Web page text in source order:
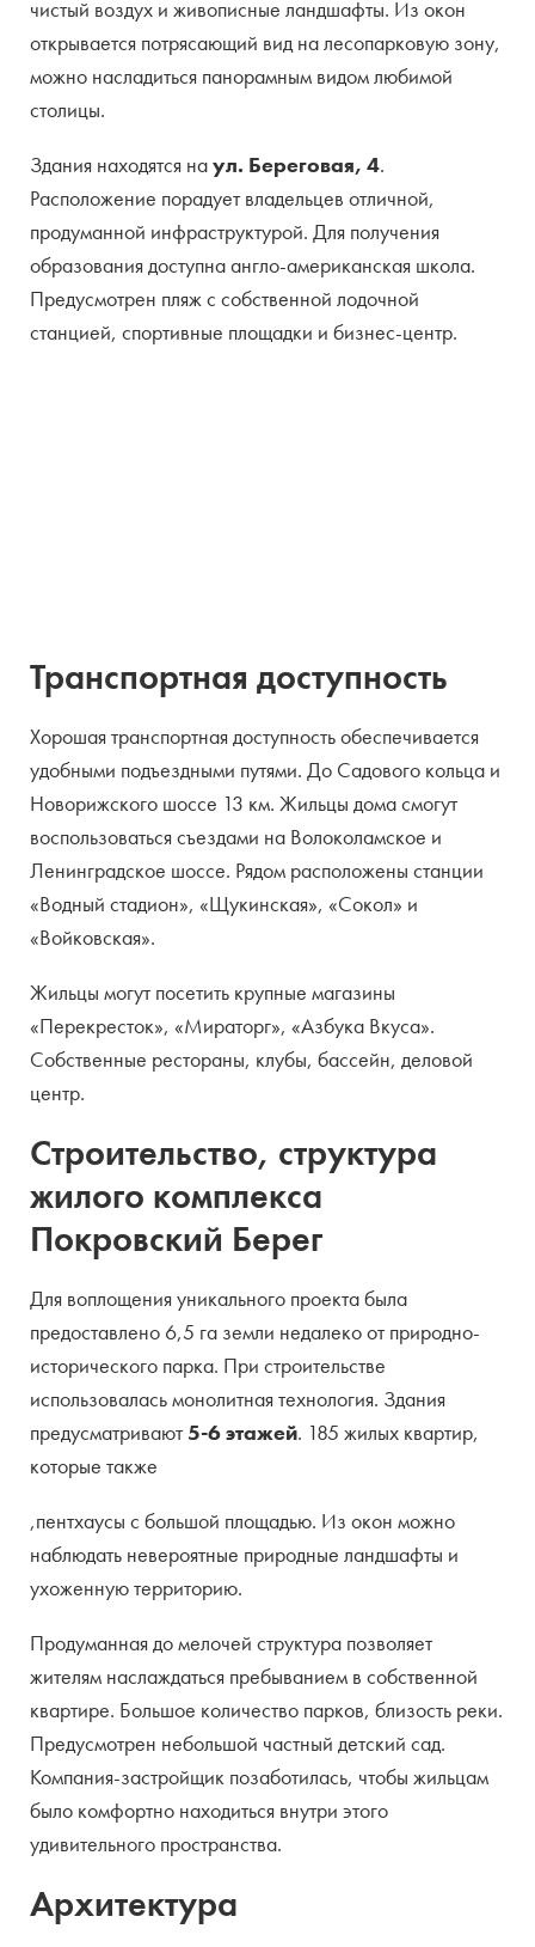
чистый воздух и живописные ландшафты. Из окон
открывается потрясающий вид на лесопарковую зону,
можно насладиться панорамным видом любимой
столицы.
Здания находятся наул. Береговая, 4.
Расположение порадует владельцев отличной,
продуманной инфраструктурой. Для получения
образования доступна англо-американская школа.
Предусмотрен пляж с собственной лодочной
станцией, спортивные площадки и бизнес-центр.
Транспортная доступность
Хорошая транспортная доступность обеспечивается
удобными подъездными путями. До Садового кольца и
Новорижского шоссе 13 км. Жильцы дома смогут
воспользоваться съездами на Волоколамское и
Ленинградское шоссе. Рядом расположены станции
«Водный стадион», «Щукинская», «Сокол» и
«Войковская».
Жильцы могут посетить крупные магазины
«Перекресток», «Мираторг», «Азбука Вкуса».
Собственные рестораны, клубы, бассейн, деловой
центр.
Строительство, структура
жилого комплекса
Покровский Берег
Для воплощения уникального проекта была
предоставлено 6,5 га земли недалеко от природно-
исторического парка. При строительстве
использовалась монолитная технология. Здания
предусматривают5-6 этажей. 185 жилых квартир,
которые также
,пентхаусы с большой площадью. Из окон можно
наблюдать невероятные природные ландшафты и
ухоженную территорию.
Продуманная до мелочей структура позволяет
жителям наслаждаться пребыванием в собственной
квартире. Большое количество парков, близость реки.
Предусмотрен небольшой частный детский сад.
Компания-застройщик позаботилась, чтобы жильцам
было комфортно находиться внутри этого
удивительного пространства.
Архитектура